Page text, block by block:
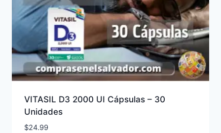
VITASIL D3 2000 UI Cápsulas – 30
Unidades
$24.99